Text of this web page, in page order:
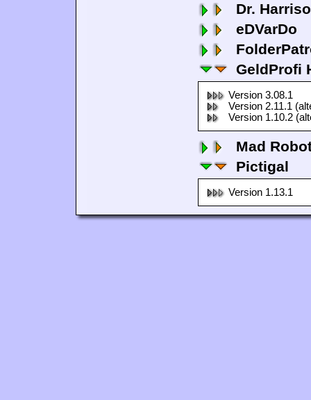
Dr.
eDVarDo
GeldProfi
Version 3.08.1
Version 2.11.1
Version 1.10.2
Mad
Pictigal
Version 1.13.1